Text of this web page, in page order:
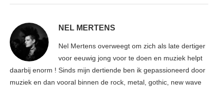
NEL MERTENS
Nel Mertens overweegt om zich als late dertiger
voor eeuwig jong voor te doen en muziek helpt
daarbij enorm ! Sinds mijn dertiende ben ik gepassioneerd door
muziek en dan vooral binnen de rock, metal, gothic, new wave